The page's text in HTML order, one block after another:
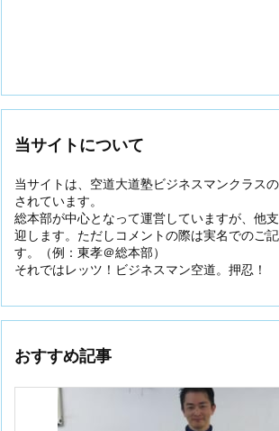
当サイトについて
当サイトは、空道大道塾ビジネスマンクラス
されています。
総本部が中心となって運営していますが、他
迎します。ただしコメントの際は実名でのご
す。（例：東孝＠総本部）
それではレッツ！ビジネスマン空道。押忍！
おすすめ記事